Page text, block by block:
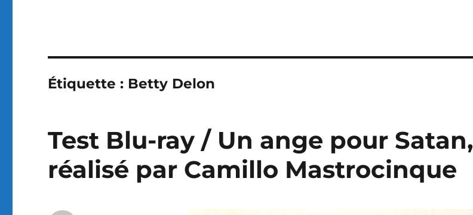
Étiquette : Betty Delon
Test Blu-ray / Un ange pour Satan,
réalisé par Camillo Mastrocinque